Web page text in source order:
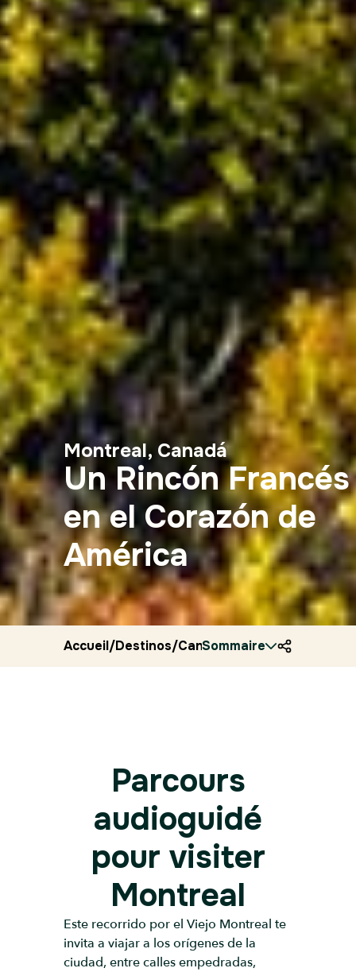
Montreal, Canadá
Un Rincón Francés
en el Corazón de
América
Accueil/Destinos/Canada/Ryocity/Montreal
Sommaire
Parcours
audioguidé
pour visiter
Montreal
Este recorrido por el Viejo Montreal te
invita a viajar a los orígenes de la
ciudad, entre calles empedradas,